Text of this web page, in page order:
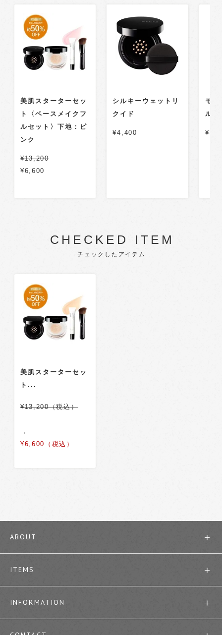
美肌スターターセッ
ト〈ベースメイクフ
ルセット〉下地：ピ
ンク
¥13,200
¥6,600
シルキーウェットリ
クイド
¥4,400
モイ
ル
CHECKED ITEM
チェックしたアイテム
美肌スターターセッ
ト...
¥13,200（税込）
→
¥6,600（税込）
ABOUT
ITEMS
INFORMATION